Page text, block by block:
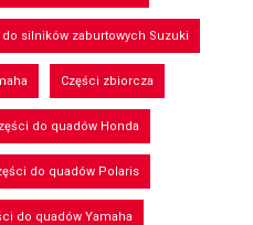
do silników zaburtowych Suzuki
Części zbiorcza
do quadów Honda
do quadów Polaris
do quadów Yamaha